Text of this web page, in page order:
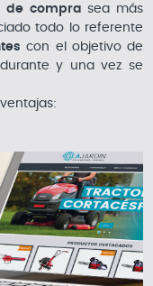
de compra sea más
todo lo referente
con el objetivo de
y una vez se